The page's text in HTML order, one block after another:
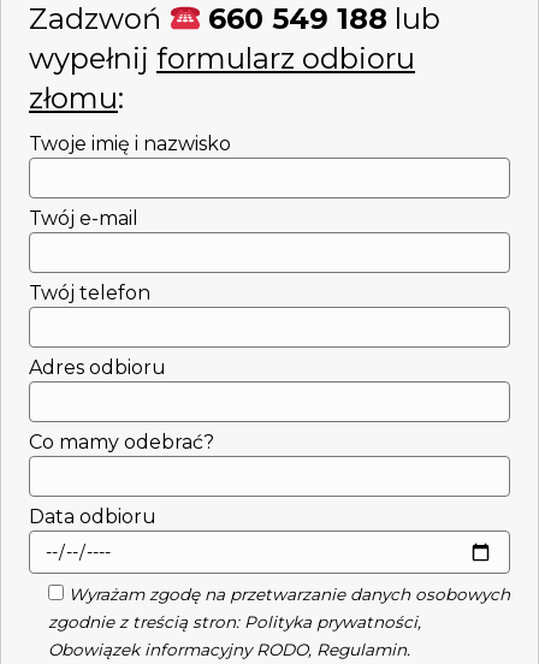
Zadzwoń 660 549 188 lub
wypełnij formularz odbioru
złomu:
Twoje imię i nazwisko
Twój e-mail
Twój telefon
Adres odbioru
Co mamy odebrać?
Data odbioru
Wyrażam zgodę na przetwarzanie danych osobowych
zgodnie z treścią stron: Polityka prywatności,
Obowiązek informacyjny RODO, Regulamin.